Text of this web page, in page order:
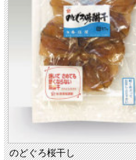
のどぐろ桜干し